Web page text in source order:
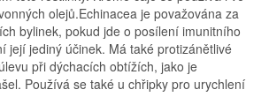
olejů.Echinacea je považována za
bylinek, pokud jde o posílení imunitního
její jediný účinek. Má také protizánětlivé
při dýchacích obtížích, jako je
Používá se také u chřipky pro urychlení